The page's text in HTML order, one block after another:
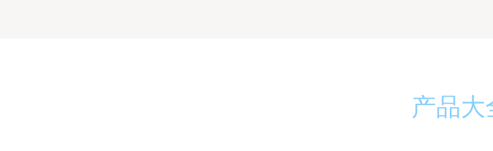
产品大